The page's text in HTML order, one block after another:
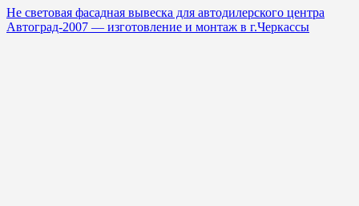
Не световая фасадная вывеска для автодилерского центра
Автоград-2007 — изготовление и монтаж в г.Черкассы